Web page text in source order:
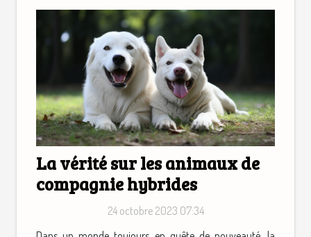
La vérité sur les animaux de
compagnie hybrides
24 octobre 2023 07:34